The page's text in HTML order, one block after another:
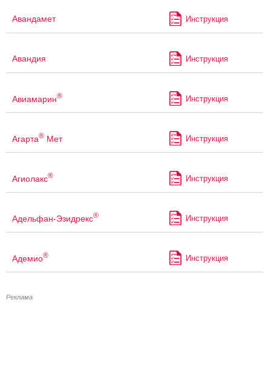
Авандамет Инструкция
Авандия Инструкция
Авиамарин® Инструкция
Агарта® Мет Инструкция
Агиолакс® Инструкция
Адельфан-Эзидрекс® Инструкция
Адемио® Инструкция
Реклама